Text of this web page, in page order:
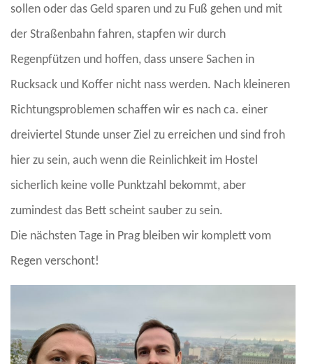
sollen oder das Geld sparen und zu Fuß gehen und mit
der Straßenbahn fahren, stapfen wir durch
Regenpfützen und hoffen, dass unsere Sachen in
Rucksack und Koffer nicht nass werden. Nach kleineren
Richtungsproblemen schaffen wir es nach ca. einer
dreiviertel Stunde unser Ziel zu erreichen und sind froh
hier zu sein, auch wenn die Reinlichkeit im Hostel
sicherlich keine volle Punktzahl bekommt, aber
zumindest das Bett scheint sauber zu sein.
Die nächsten Tage in Prag bleiben wir komplett vom
Regen verschont!